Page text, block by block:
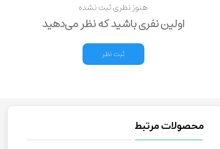
هنوز نظری ثبت نشده
اولین نفری باشید که نظر می‌دهید
ثبت نظر
محصولات مرتبط